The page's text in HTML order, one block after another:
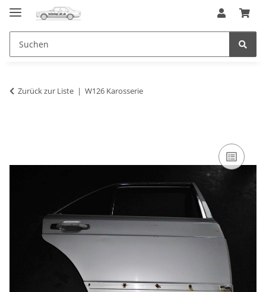
Zurück zur Liste W126 Karosserie